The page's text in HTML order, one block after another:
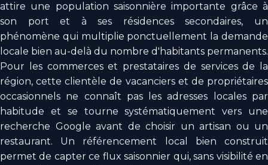
attire une population saisonnière importante grâce à
son port et à ses résidences secondaires, un
phénomène qui multiplie ponctuellement la demande
locale bien au-delà du nombre d'habitants permanents.
Pour les commerces et prestataires de services de la
région, cette clientèle de vacanciers et de propriétaires
occasionnels ne connaît pas les adresses locales par
habitude et se tourne systématiquement vers une
recherche Google avant de choisir un artisan ou un
restaurant. Un référencement local bien construit
permet de capter ce flux saisonnier qui, sans visibilité en